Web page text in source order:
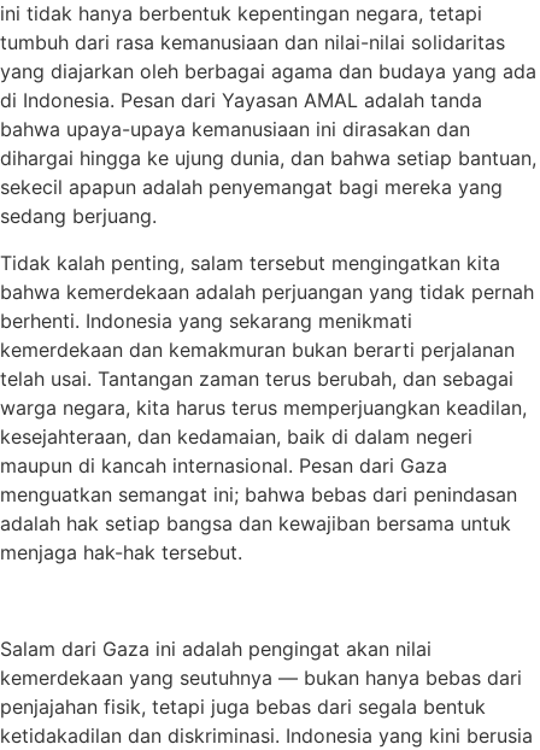
ini tidak hanya berbentuk kepentingan negara, tetapi
tumbuh dari rasa kemanusiaan dan nilai-nilai solidaritas
yang diajarkan oleh berbagai agama dan budaya yang ada
di Indonesia. Pesan dari Yayasan AMAL adalah tanda
bahwa upaya-upaya kemanusiaan ini dirasakan dan
dihargai hingga ke ujung dunia, dan bahwa setiap bantuan,
sekecil apapun adalah penyemangat bagi mereka yang
sedang berjuang.
Tidak kalah penting, salam tersebut mengingatkan kita
bahwa kemerdekaan adalah perjuangan yang tidak pernah
berhenti. Indonesia yang sekarang menikmati
kemerdekaan dan kemakmuran bukan berarti perjalanan
telah usai. Tantangan zaman terus berubah, dan sebagai
warga negara, kita harus terus memperjuangkan keadilan,
kesejahteraan, dan kedamaian, baik di dalam negeri
maupun di kancah internasional. Pesan dari Gaza
menguatkan semangat ini; bahwa bebas dari penindasan
adalah hak setiap bangsa dan kewajiban bersama untuk
menjaga hak-hak tersebut.
Salam dari Gaza ini adalah pengingat akan nilai
kemerdekaan yang seutuhnya — bukan hanya bebas dari
penjajahan fisik, tetapi juga bebas dari segala bentuk
ketidakadilan dan diskriminasi. Indonesia yang kini berusia